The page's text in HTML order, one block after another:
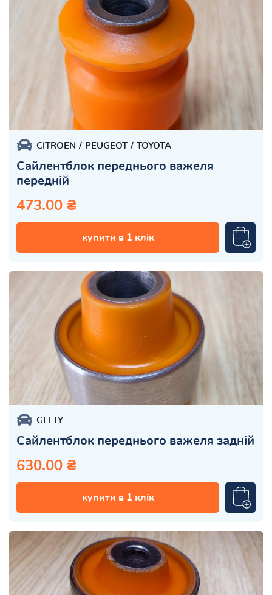
CITROEN PEUGEOT TOYOTA
Сайлентблок переднього важеля
передній
473.00 ₴
купити в 1 клік
GEELY
Сайлентблок переднього важеля задній
630.00 ₴
купити в 1 клік